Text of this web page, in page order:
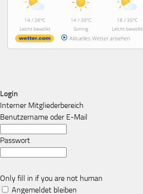
14 / 26°C
Leicht bewölkt
14 / 30°C
Sonnig
18 / 35°C
Leicht bewölkt
Aktuelles Wetter ansehen
Login
Interner Mitgliederbereich
Benutzername oder E-Mail
Passwort
Only fill in if you are not human
Angemeldet bleiben